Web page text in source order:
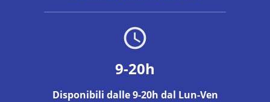
9-20h
Disponibili dalle 9-20h dal Lun-Ven